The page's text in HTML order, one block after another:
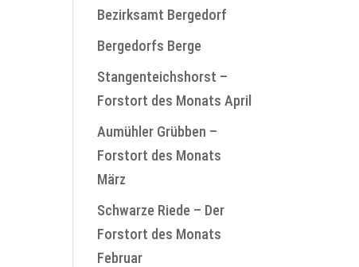
Bezirksamt Bergedorf
Bergedorfs Berge
Stangenteichshorst –
Forstort des Monats April
Aumühler Grübben –
Forstort des Monats
März
Schwarze Riede – Der
Forstort des Monats
Februar